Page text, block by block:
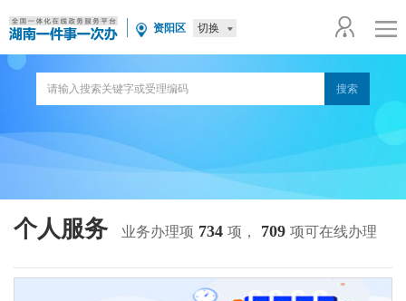
资阳区 切换
个人服务 业务办理项 734 项， 709 项可在线办理